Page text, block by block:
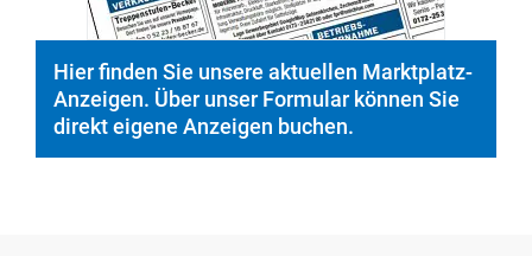
Hier finden Sie unsere aktuellen Marktplatz-
Anzeigen. Über unser Formular können Sie
direkt eigene Anzeigen buchen.